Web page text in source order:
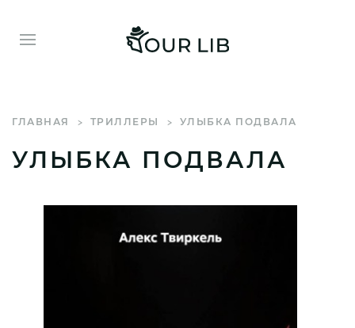
ГЛАВНАЯ ТРИЛЛЕРЫ УЛЫБКА ПОДВАЛА
УЛЫБКА ПОДВАЛА